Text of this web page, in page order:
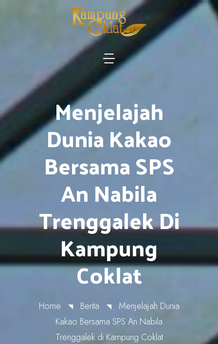
Menjelajah
Dunia Kakao
Bersama SPS
An Nabila
Trenggalek Di
Kampung
Coklat
Home Berita
Menjelajah Dunia
Kakao Bersama SPS An Nabila
Trenggalek di Kampung Coklat